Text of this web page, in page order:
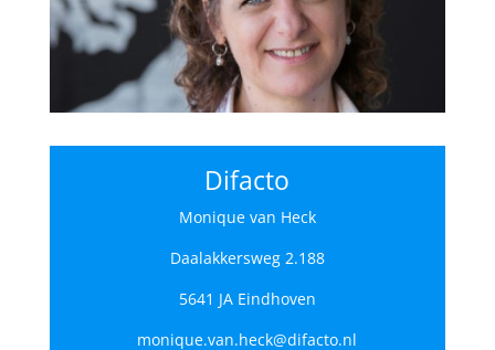
Difacto
Monique van Heck
Daalakkersweg 2.188
5641 JA Eindhoven
monique.van.heck@difacto.nl